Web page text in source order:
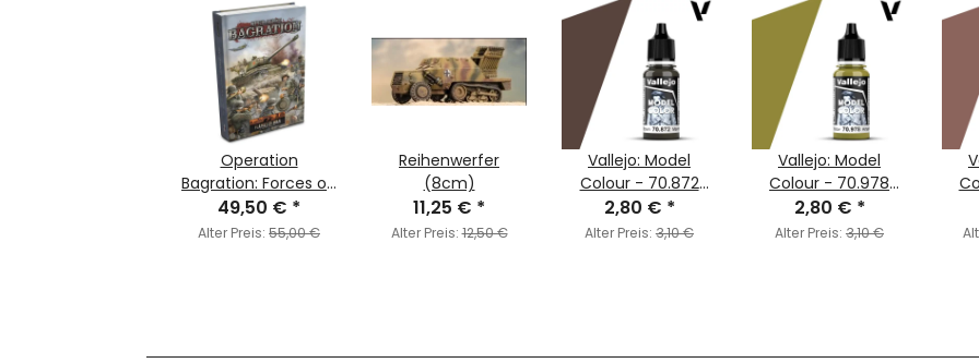
Operation
Bagration: Forces on
the Eastern Front
1944
49,50 € *
Alter Preis: 55,00 €
Reihenwerfer
(8cm)
11,25 € *
Alter Preis:12,50 €
Vallejo: Model
Colour - 70.872
Chocolate Brown
(MC149)
2,80 € *
Alter Preis: 3,10 €
Vallejo: Model
Colour - 70.978
Dark Yellow (MC116)
2,80 € *
Alter Preis: 3,10 €